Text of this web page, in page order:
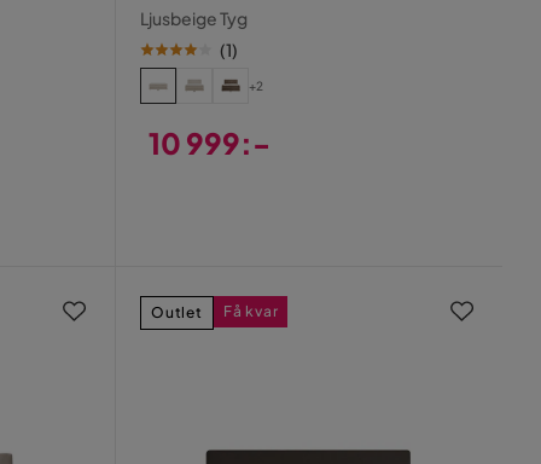
Ljusbeige Tyg
(1)
+2
10 999:-
Outlet Få kvar